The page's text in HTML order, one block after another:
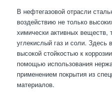
В нефтегазовой отрасли
воздействию не только
химически активных веществ,
углекислый газ и соли. Здесь
высокой стойкостью к
помощью использования
применением покрытия из
материалов.